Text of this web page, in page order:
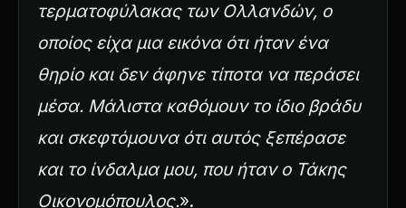
τερματοφύλακας των Ολλανδών, ο
οποίος είχα μια εικόνα ότι ήταν ένα
θηρίο και δεν άφηνε τίποτα να περάσει
μέσα. Μάλιστα καθόμουν το ίδιο βράδυ
και σκεφτόμουνα ότι αυτός ξεπέρασε
και το ίνδαλμα μου, που ήταν ο Τάκης
Οικονομόπουλος.».